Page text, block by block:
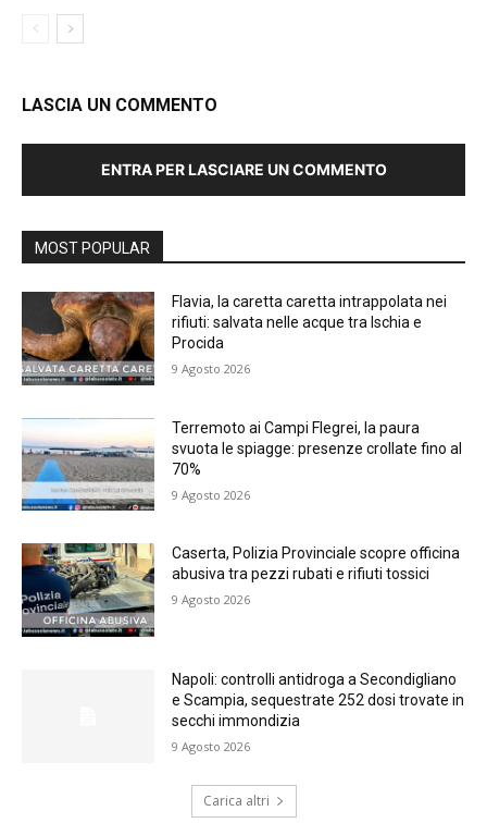
LASCIA UN COMMENTO
ENTRA PER LASCIARE UN COMMENTO
MOST POPULAR
Flavia, la caretta caretta intrappolata nei
rifiuti: salvata nelle acque tra Ischia e
Procida
9 Agosto 2026
Terremoto ai Campi Flegrei, la paura
svuota le spiagge: presenze crollate fino al
70%
9 Agosto 2026
Caserta, Polizia Provinciale scopre officina
abusiva tra pezzi rubati e rifiuti tossici
9 Agosto 2026
Napoli: controlli antidroga a Secondigliano
e Scampia, sequestrate 252 dosi trovate in
secchi immondizia
9 Agosto 2026
Carica altri